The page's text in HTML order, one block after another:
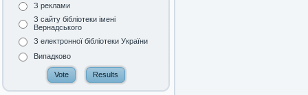
З реклами
З сайту бібліотеки імені
Вернадського
З електронної бібліотеки України
Випадково